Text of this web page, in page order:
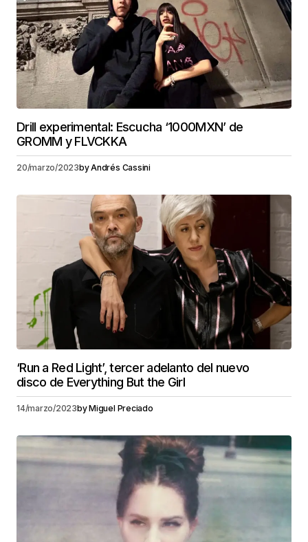
Drill experimental: Escucha ‘1000MXN’ de
GROMM y FLVCKKA
20/marzo/2023byAndrés Cassini
‘Run a Red Light’, tercer adelanto del nuevo
disco de Everything But the Girl
14/marzo/2023byMiguel Preciado